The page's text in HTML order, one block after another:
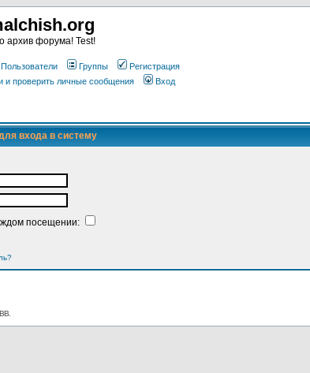
архив форума! Test!
Пользователи Группы
Регистрация
и проверить личные сообщения Вход
входа в систему
посещении: